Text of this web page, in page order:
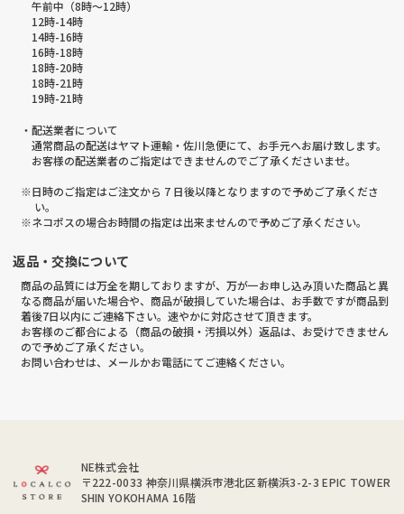
午前中（8時～12時）
12時-14時
14時-16時
16時-18時
18時-20時
18時-21時
19時-21時
・配送業者について
通常商品の配送はヤマト運輸・佐川急便にて、お手元へお届け致します。
お客様の配送業者のご指定はできませんのでご了承くださいませ。
※日時のご指定はご注文から 7 日後以降となりますので予めご了承くださ
い。
※ネコポスの場合お時間の指定は出来ませんので予めご了承ください。
返品・交換について
商品の品質には万全を期しておりますが、万が一お申し込み頂いた商品と異
なる商品が届いた場合や、商品が破損していた場合は、お手数ですが商品到
着後7日以内にご連絡下さい。速やかに対応させて頂きます。
お客様のご都合による（商品の破損・汚損以外）返品は、お受けできません
ので予めご了承ください。
お問い合わせは、メールかお電話にてご連絡ください。
NE株式会社
〒222-0033 神奈川県横浜市港北区新横浜3-2-3 EPIC TOWER
SHIN YOKOHAMA 16階